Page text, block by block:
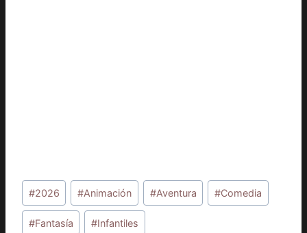
Etiquetas
de
la
#2026 #Animación #Aventura #Comedia
#Fantasía #Infantiles